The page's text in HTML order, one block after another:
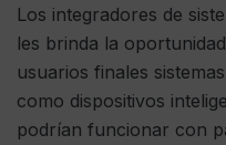
Los integradores de
les brinda la
usuarios finales
como dispositivos
podrían funcionar con